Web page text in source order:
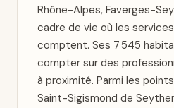
Rhône-Alpes, Faverges-
cadre de vie où les
comptent. Ses 7 545
compter sur des
à proximité. Parmi les
Saint-Sigismond de